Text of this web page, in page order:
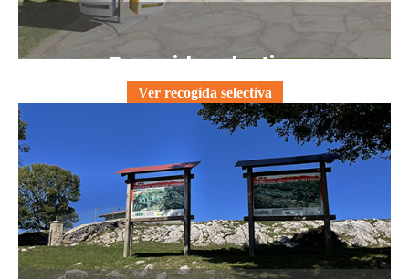
Recogida selectiva
Ver recogida selectiva